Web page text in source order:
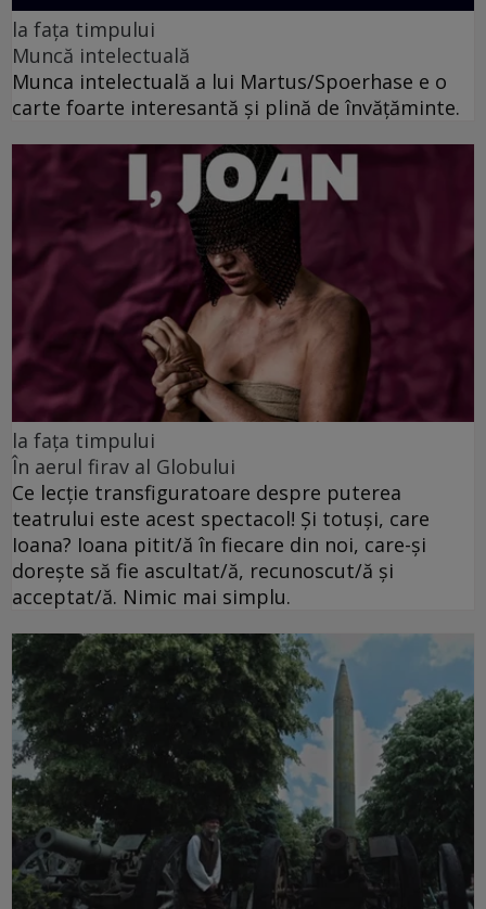
la fața timpului
Muncă intelectuală
Munca intelectuală a lui Martus/Spoerhase e o
carte foarte interesantă și plină de învățăminte.
la fața timpului
În aerul firav al Globului
Ce lecție transfiguratoare despre puterea
teatrului este acest spectacol! Și totuși, care
Ioana? Ioana pitit/ă în fiecare din noi, care-și
dorește să fie ascultat/ă, recunoscut/ă și
acceptat/ă. Nimic mai simplu.